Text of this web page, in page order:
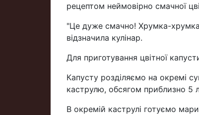
рецептом неймовірно смачної
"Це дуже смачно! Хрумка-хрумка
відзначила кулінар.
Для приготування цвітної
Капусту розділяємо на окремі
каструлю, обсягом приблизно 5
В окремій каструлі готуємо